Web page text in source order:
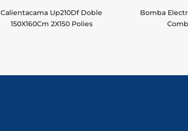
Calientacama Up210Df Doble
150X160Cm 2X150 Polies
Bomba